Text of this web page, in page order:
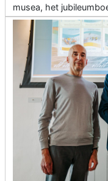
musea, het